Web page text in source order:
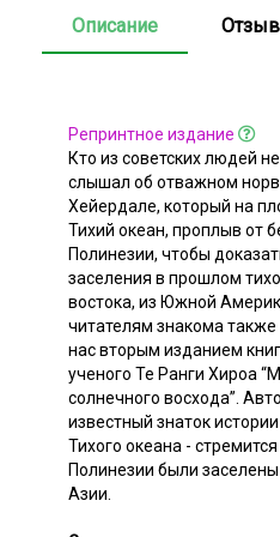
Описание
Репринтное издание
Кто из советских людей
слышал об отважном
Хейердале, который на
Тихий океан, проплыв от
Полинезии, чтобы
заселения в прошлом
востока, из Южной
читателям знакома
нас вторым изданием
ученого Те Ранги Хироа
солнечного восхода”.
известный знаток
Тихого океана -
Полинезии были
Азии.